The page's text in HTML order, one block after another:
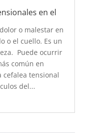
en el
o malestar en
o el cuello. Es un
Puede ocurrir
común en
cefalea tensional
del...